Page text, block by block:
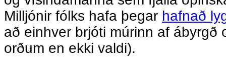
Milljónir fólks hafa þegar hafnað
að einhver brjóti múrinn af ábyrgð
orðum en ekki valdi).